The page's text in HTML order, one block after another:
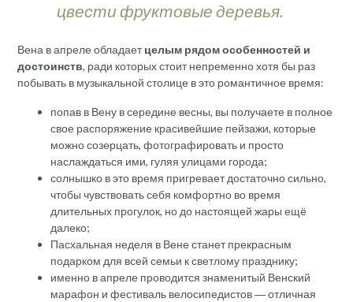
цвести фруктовые деревья.
Вена в апреле обладаетцелым рядом особенностей и
достоинств, ради которых стоит непременно хотя бы раз
побывать в музыкальной столице в это романтичное время:
попав в Вену в середине весны, вы получаете в полное
свое распоряжение красивейшие пейзажи, которые
можно созерцать, фотографировать и просто
наслаждаться ими, гуляя улицами города;
солнышко в это время пригревает достаточно сильно,
чтобы чувствовать себя комфортно во время
длительных прогулок, но до настоящей жары ещё
далеко;
Пасхальная неделя в Вене станет прекрасным
подарком для всей семьи к светлому празднику;
именно в апреле проводится знаменитый Венский
марафон и фестиваль велосипедистов ― отличная